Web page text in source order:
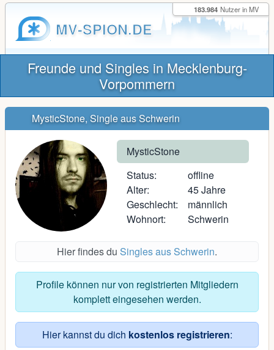
MV-SPION.DE
183.984 Nutzer in MV
Freunde und Singles in Mecklenburg-
Vorpommern
MysticStone, Single aus Schwerin
MysticStone
Status:
offline
Alter:
45 Jahre
Geschlecht:
männlich
Wohnort:
Schwerin
Hier findes du Singles aus Schwerin.
Profile können nur von registrierten Mitgliedern
komplett eingesehen werden.
Hier kannst du dich kostenlos registrieren: